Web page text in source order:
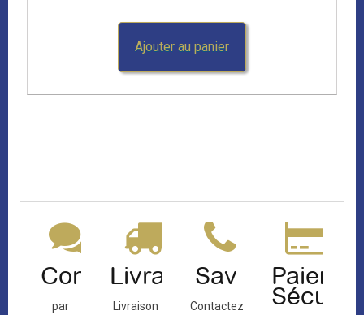
Ajouter au panier
Contact
par
Livraison
Livraison
Sav
Contactez-